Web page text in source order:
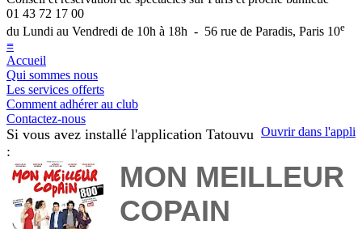
01 43 72 17 00
du Lundi au Vendredi de 10h à 18h - 56 rue de Paradis, Paris 10e
≡
Accueil
Qui sommes nous
Les services offerts
Comment adhérer au club
Contactez-nous
Ouvrir dans l'appli
Si vous avez installé l'application Tatouvu
:
MON MEILLEUR
COPAIN